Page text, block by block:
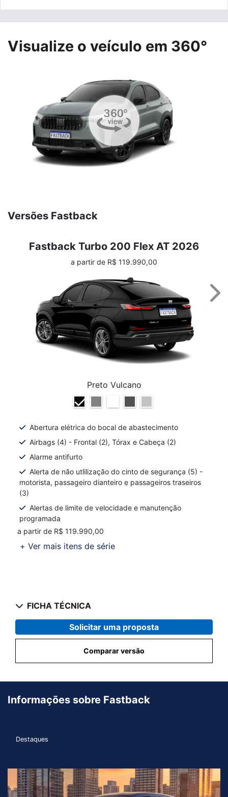
Visualize o veículo em 360°
Versões Fastback
Fastback Turbo 200 Flex AT 2026
a partir de R$ 119.990,00
Preto Vulcano
Abertura elétrica do bocal de abastecimento
Airbags (4) - Frontal (2), Tórax e Cabeça (2)
Alarme antifurto
Alerta de não utlilização do cinto de segurança (5) -
motorista, passageiro dianteiro e passageiros traseiros
(3)
Alertas de limite de velocidade e manutenção
programada
a partir de R$ 119.990,00
+ Ver mais itens de série
FICHA TÉCNICA
Solicitar uma proposta
Comparar versão
Informações sobre Fastback
Destaques